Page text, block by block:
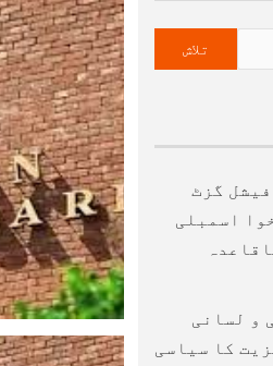
گزٹ
اسمبلی
و لسانی
کا سیاسی